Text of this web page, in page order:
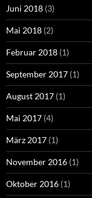
Juni 2018 (3)
Mai 2018 (2)
Februar 2018 (1)
September 2017 (1)
August 2017 (1)
Mai 2017 (4)
März 2017 (1)
November 2016 (1)
Oktober 2016 (1)